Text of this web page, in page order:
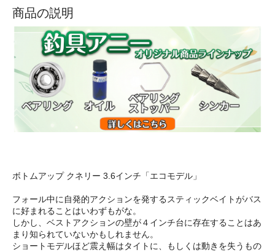
商品の説明
ボトムアップ クネリー 3.6インチ「エコモデル」
フォール中に自発的アクションを発するスティックベイトがバス
に好まれることはいわずもがな。
しかし、ベストアクションの壁が４インチ台に存在することはあ
まり知られていないかもしれません。
ショートモデルほど震え幅はタイトに、もしくは動きを失うもの